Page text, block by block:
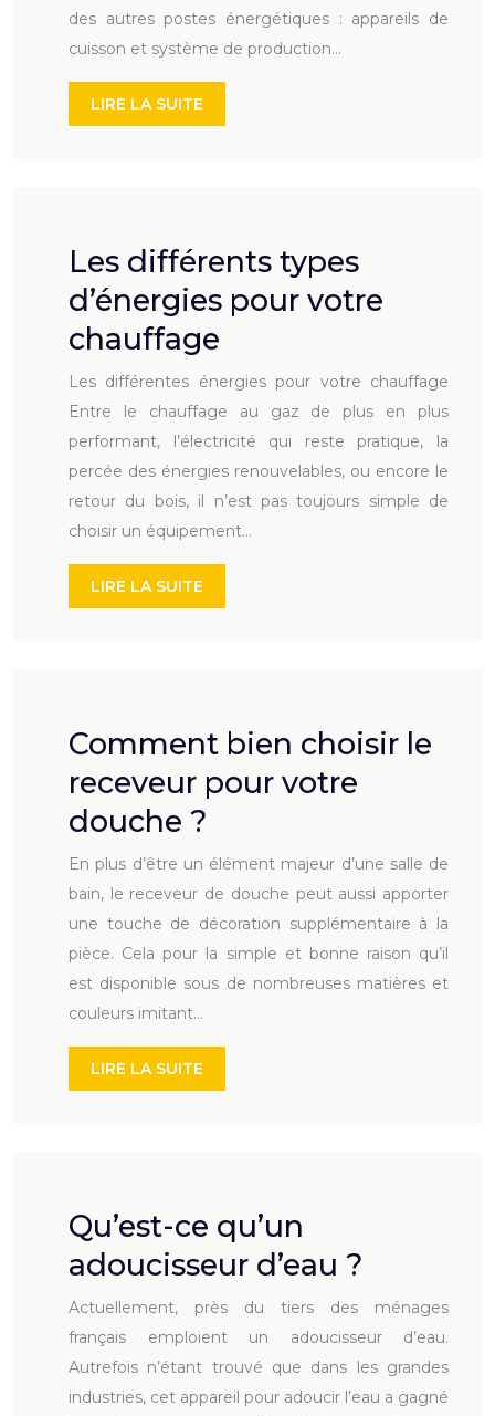
des autres postes énergétiques : appareils de
cuisson et système de production…
LIRE LA SUITE
Les différents types
d’énergies pour votre
chauffage
Les différentes énergies pour votre chauffage
Entre le chauffage au gaz de plus en plus
performant, l’électricité qui reste pratique, la
percée des énergies renouvelables, ou encore le
retour du bois, il n’est pas toujours simple de
choisir un équipement…
LIRE LA SUITE
Comment bien choisir le
receveur pour votre
douche ?
En plus d’être un élément majeur d’une salle de
bain, le receveur de douche peut aussi apporter
une touche de décoration supplémentaire à la
pièce. Cela pour la simple et bonne raison qu’il
est disponible sous de nombreuses matières et
couleurs imitant…
LIRE LA SUITE
Qu’est-ce qu’un
adoucisseur d’eau ?
Actuellement, près du tiers des ménages
français emploient un adoucisseur d’eau.
Autrefois n’étant trouvé que dans les grandes
industries, cet appareil pour adoucir l’eau a gagné